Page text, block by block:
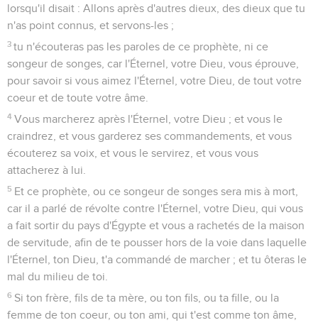
lorsqu'il disait : Allons après d'autres dieux, des dieux que tu
n'as point connus, et servons-les ;
3 tu n'écouteras pas les paroles de ce prophète, ni ce
songeur de songes, car l'Éternel, votre Dieu, vous éprouve,
pour savoir si vous aimez l'Éternel, votre Dieu, de tout votre
coeur et de toute votre âme.
4 Vous marcherez après l'Éternel, votre Dieu ; et vous le
craindrez, et vous garderez ses commandements, et vous
écouterez sa voix, et vous le servirez, et vous vous
attacherez à lui.
5 Et ce prophète, ou ce songeur de songes sera mis à mort,
car il a parlé de révolte contre l'Éternel, votre Dieu, qui vous
a fait sortir du pays d'Égypte et vous a rachetés de la maison
de servitude, afin de te pousser hors de la voie dans laquelle
l'Éternel, ton Dieu, t'a commandé de marcher ; et tu ôteras le
mal du milieu de toi.
6 Si ton frère, fils de ta mère, ou ton fils, ou ta fille, ou la
femme de ton coeur, ou ton ami, qui t'est comme ton âme,